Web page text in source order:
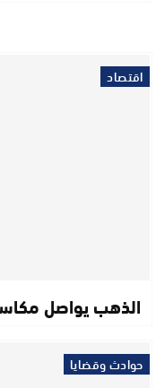
اقتصاد
الذهب يواصل
حوادث وقضايا